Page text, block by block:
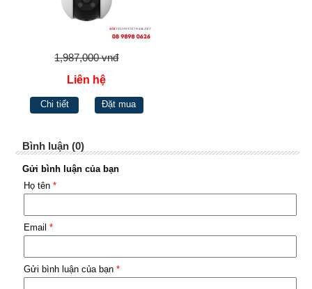
1,987,000 vnđ
Liên hệ
Chi tiết Đặt mua
Bình luận (0)
Gửi bình luận của bạn
Họ tên *
Email *
Gửi bình luận của bạn *